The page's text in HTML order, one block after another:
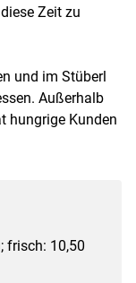
Zeit zu
und im Stüberl
Außerhalb
hungrige Kunden
frisch: 10,50